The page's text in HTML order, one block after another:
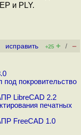
и PLY.
исправить +25 + / –
покровительство
LibreCAD 2.2
печатных
FreeCAD 1.0